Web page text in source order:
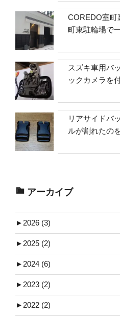
COREDO室町
町東駐輪場で
スズキ車用バ
ックカメラを
リアサイドバ
ルが割れたの
アーカイブ
► 2026 (3)
► 2025 (2)
► 2024 (6)
► 2023 (2)
► 2022 (2)